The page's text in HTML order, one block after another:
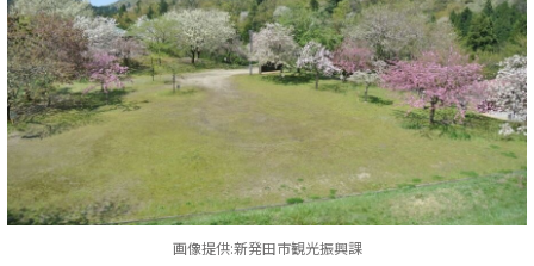
画像提供:新発田市観光振興課